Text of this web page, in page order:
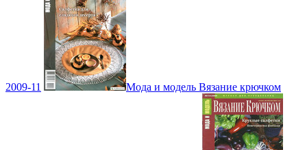
2009-11 Мода и модель Вязание крючком